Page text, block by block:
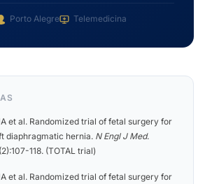
Porto Alegre Telemedicina
et al. Randomized trial of fetal surgery for
diaphragmatic hernia. N Engl J Med.
118. (TOTAL trial)
et al. Randomized trial of fetal surgery for